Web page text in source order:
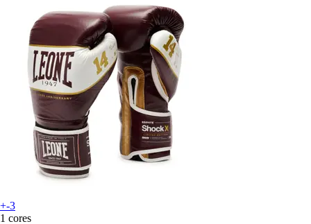
+-3
1 cores